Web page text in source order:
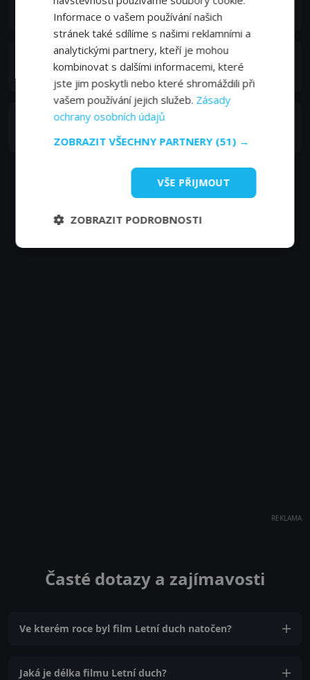
Aoi Harukawa (voice)
Rina Kawaei
Ayane Sato (voice)
Nobunaga Šimazaki
Ryo Kobayashi (voice)
REKLAMA
Časté dotazy a zajímavosti
Ve kterém roce byl film Letní duch natočen?
Jaká je délka filmu Letní duch?
Informace o vašem používání našich
stránek také sdílíme s našimi reklamními a
analytickými partnery, kteří je mohou
kombinovat s dalšími informacemi, které
jste jim poskytli nebo které shromáždili při
vašem používání jejich služeb. Zásady
ochrany osobních údajů
ZOBRAZIT VŠECHNY PARTNERY (51) →
VŠE PŘIJMOUT
ZOBRAZIT PODROBNOSTI